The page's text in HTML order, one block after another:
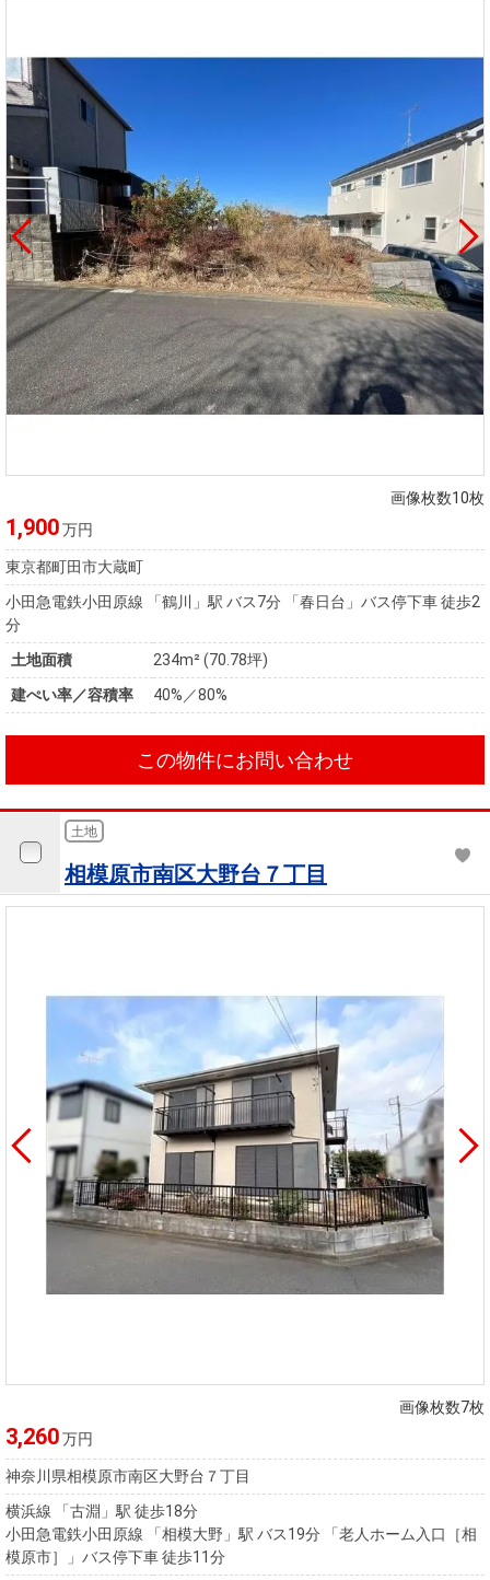
画像枚数10枚
1,900万円
東京都町田市大蔵町
小田急電鉄小田原線 「鶴川」駅 バス7分 「春日台」バス停下車 徒歩2
分
土地面積
234m² (70.78坪)
建ぺい率／容積率
40%／80%
この物件にお問い合わせ
土地
相模原市南区大野台７丁目
画像枚数7枚
3,260万円
神奈川県相模原市南区大野台７丁目
横浜線 「古淵」駅 徒歩18分
小田急電鉄小田原線 「相模大野」駅 バス19分 「老人ホーム入口［相
模原市］」バス停下車 徒歩11分